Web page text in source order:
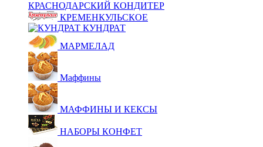
КРАСНОДАРСКИЙ КОНДИТЕР
КРЕМЕНКУЛЬСКОЕ
КУНДРАТ
МАРМЕЛАД
Маффины
МАФФИНЫ И КЕКСЫ
НАБОРЫ КОНФЕТ